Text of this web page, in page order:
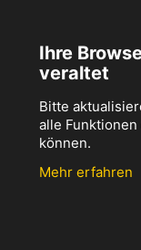
Ihre
veraltet
Bitte
alle
können.
Mehr erfahren